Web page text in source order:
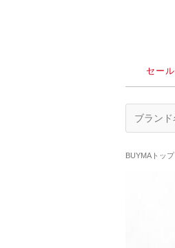
セール
BUYMAトップ